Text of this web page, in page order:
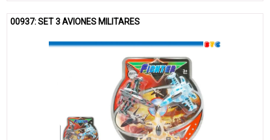
00937: SET 3 AVIONES MILITARES